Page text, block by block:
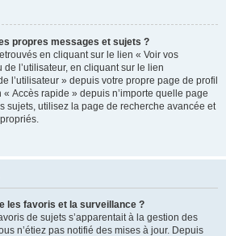
propres messages et sujets ?
en cliquant sur le lien « Voir vos
l’utilisateur, en cliquant sur le lien
l’utilisateur » depuis votre propre page de profil
Accès rapide » depuis n’importe quelle page
sujets, utilisez la page de recherche avancée et
les favoris et la surveillance ?
de sujets s’apparentait à la gestion des
n’étiez pas notifié des mises à jour. Depuis